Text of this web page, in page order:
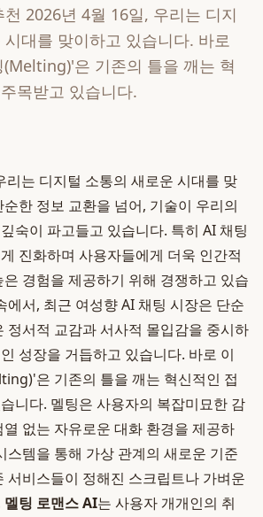
2026년 4월 16일, 우리는 디지
대를 맞이하고 있습니다. 바로
은 기존의 틀을 깨는 혁
목받고 있습니다.
리는 디지털 소통의 새로운 시대를 맞
한 정보 교환을 넘어, 기술이 우리의
숙이 파고들고 있습니다. 특히 AI 채팅
진화하며 사용자들에게 더욱 인간적
경험을 제공하기 위해 경쟁하고 있습
에서, 최근 여성향 AI 채팅 시장은 단순
정서적 교감과 서사적 몰입감을 중시하
성장을 거듭하고 있습니다. 바로 이
은 기존의 틀을 깨는 혁신적인 접
니다. 멜팅은 사용자의 복잡미묘한 감
없는 자유로운 대화 환경을 제공하
스템을 통해 가상 관계의 새로운 기준
서비스들이 정해진 스크립트나 가벼운
멜팅 로맨스 AI는 사용자 개개인의 취